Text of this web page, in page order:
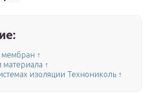
↑
↑
изоляции Технониколь ↑